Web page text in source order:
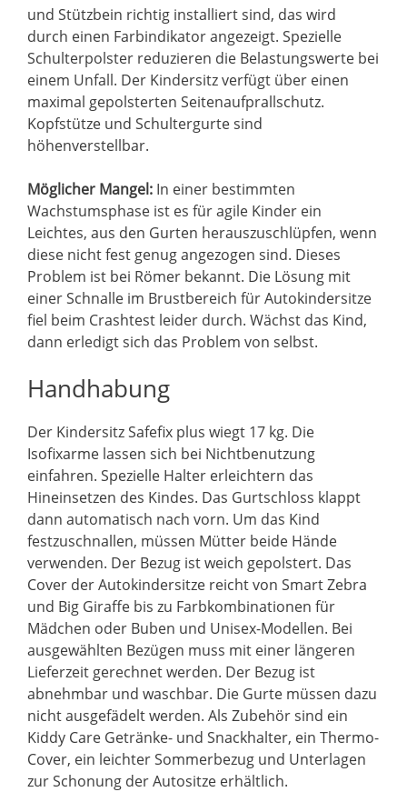
und Stützbein richtig installiert sind, das wird
durch einen Farbindikator angezeigt. Spezielle
Schulterpolster reduzieren die Belastungswerte bei
einem Unfall. Der Kindersitz verfügt über einen
maximal gepolsterten Seitenaufprallschutz.
Kopfstütze und Schultergurte sind
höhenverstellbar.
Möglicher Mangel: In einer bestimmten
Wachstumsphase ist es für agile Kinder ein
Leichtes, aus den Gurten herauszuschlüpfen, wenn
diese nicht fest genug angezogen sind. Dieses
Problem ist bei Römer bekannt. Die Lösung mit
einer Schnalle im Brustbereich für Autokindersitze
fiel beim Crashtest leider durch. Wächst das Kind,
dann erledigt sich das Problem von selbst.
Handhabung
Der Kindersitz Safefix plus wiegt 17 kg. Die
Isofixarme lassen sich bei Nichtbenutzung
einfahren. Spezielle Halter erleichtern das
Hineinsetzen des Kindes. Das Gurtschloss klappt
dann automatisch nach vorn. Um das Kind
festzuschnallen, müssen Mütter beide Hände
verwenden. Der Bezug ist weich gepolstert. Das
Cover der Autokindersitze reicht von Smart Zebra
und Big Giraffe bis zu Farbkombinationen für
Mädchen oder Buben und Unisex-Modellen. Bei
ausgewählten Bezügen muss mit einer längeren
Lieferzeit gerechnet werden. Der Bezug ist
abnehmbar und waschbar. Die Gurte müssen dazu
nicht ausgefädelt werden. Als Zubehör sind ein
Kiddy Care Getränke- und Snackhalter, ein Thermo-
Cover, ein leichter Sommerbezug und Unterlagen
zur Schonung der Autositze erhältlich.